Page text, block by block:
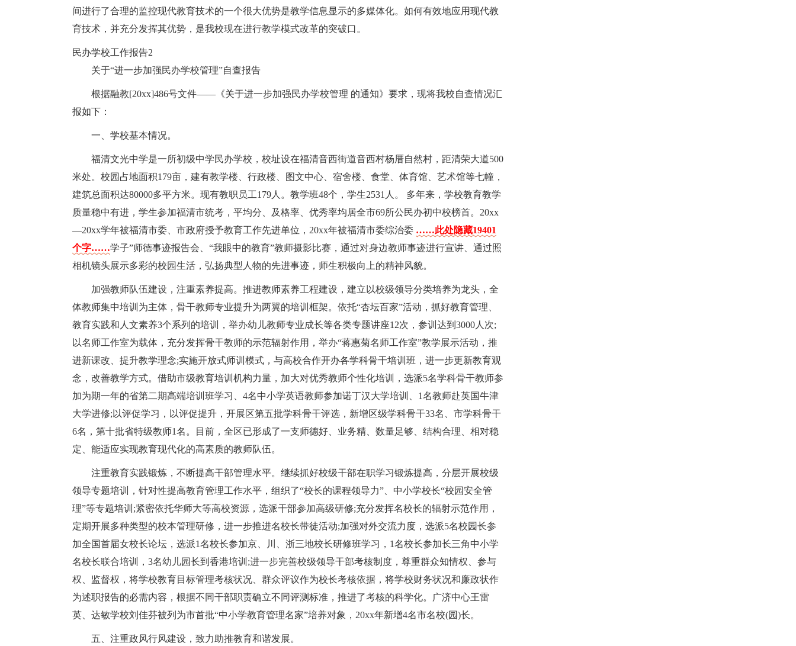
间进行了合理的监控现代教育技术的一个很大优势是教学信息显示的多媒体化。如何有效地应用现代教
育技术，并充分发挥其优势，是我校现在进行教学模式改革的突破口。
民办学校工作报告2
关于“进一步加强民办学校管理”自查报告
根据融教[20xx]486号文件——《关于进一步加强民办学校管理 的通知》要求，现将我校自查情况汇
报如下：
一、学校基本情况。
福清文光中学是一所初级中学民办学校，校址设在福清音西街道音西村杨厝自然村，距清荣大道500
米处。校园占地面积179亩，建有教学楼、行政楼、图文中心、宿舍楼、食堂、体育馆、艺术馆等七幢，
建筑总面积达80000多平方米。现有教职员工179人。教学班48个，学生2531人。 多年来，学校教育教学
质量稳中有进，学生参加福清市统考，平均分、及格率、优秀率均居全市69所公民办初中校榜首。20xx
—20xx学年被福清市委、市政府授予教育工作先进单位，20xx年被福清市委综治委 ……此处隐藏19401
个字……学子”师德事迹报告会、“我眼中的教育”教师摄影比赛，通过对身边教师事迹进行宣讲、通过照
相机镜头展示多彩的校园生活，弘扬典型人物的先进事迹，师生积极向上的精神风貌。
加强教师队伍建设，注重素养提高。推进教师素养工程建设，建立以校级领导分类培养为龙头，全
体教师集中培训为主体，骨干教师专业提升为两翼的培训框架。依托“杏坛百家”活动，抓好教育管理、
教育实践和人文素养3个系列的培训，举办幼儿教师专业成长等各类专题讲座12次，参训达到3000人次;
以名师工作室为载体，充分发挥骨干教师的示范辐射作用，举办“蒋惠菊名师工作室”教学展示活动，推
进新课改、提升教学理念;实施开放式师训模式，与高校合作开办各学科骨干培训班，进一步更新教育观
念，改善教学方式。借助市级教育培训机构力量，加大对优秀教师个性化培训，选派5名学科骨干教师参
加为期一年的省第二期高端培训班学习、4名中小学英语教师参加诺丁汉大学培训、1名教师赴英国牛津
大学进修;以评促学习，以评促提升，开展区第五批学科骨干评选，新增区级学科骨干33名、市学科骨干
6名，第十批省特级教师1名。目前，全区已形成了一支师德好、业务精、数量足够、结构合理、相对稳
定、能适应实现教育现代化的高素质的教师队伍。
注重教育实践锻炼，不断提高干部管理水平。继续抓好校级干部在职学习锻炼提高，分层开展校级
领导专题培训，针对性提高教育管理工作水平，组织了“校长的课程领导力”、中小学校长“校园安全管
理”等专题培训;紧密依托华师大等高校资源，选派干部参加高级研修;充分发挥名校长的辐射示范作用，
定期开展多种类型的校本管理研修，进一步推进名校长带徒活动;加强对外交流力度，选派5名校园长参
加全国首届女校长论坛，选派1名校长参加京、川、浙三地校长研修班学习，1名校长参加长三角中小学
名校长联合培训，3名幼儿园长到香港培训;进一步完善校级领导干部考核制度，尊重群众知情权、参与
权、监督权，将学校教育目标管理考核状况、群众评议作为校长考核依据，将学校财务状况和廉政状作
为述职报告的必需内容，根据不同干部职责确立不同评测标准，推进了考核的科学化。广济中心王雷
英、达敏学校刘佳芬被列为市首批“中小学教育管理名家”培养对象，20xx年新增4名市名校(园)长。
五、注重政风行风建设，致力助推教育和谐发展。